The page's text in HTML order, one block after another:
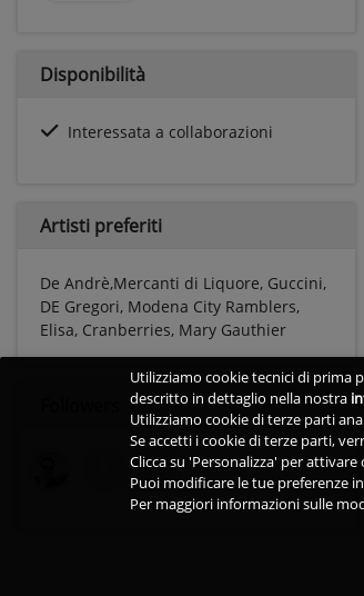
Disponibilità
Interessata a collaborazioni
Artisti preferiti
De Andrè,Mercanti di Liquore, Guccini,
DE Gregori, Modena City Ramblers,
Elisa, Cranberries, Mary Gauthier
Utilizziamo cookie tecnici di prima
descritto in dettaglio nella nostra
Utilizziamo cookie di terze parti
Se accetti i cookie di terze parti,
Clicca su 'Personalizza' per
Puoi modificare le tue preferenze
Per maggiori informazioni sulle